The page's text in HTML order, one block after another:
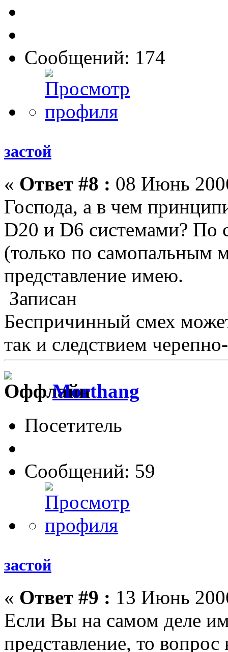
Сообщений: 174
застой
« Ответ #8 : 08 Июнь
Господа, а в чем
D20 и D6 системами? По
(только по самопальным
представление имею.
Записан
Беспричинный смех
так и следствием
Morthang
Посетитель
Сообщений: 59
застой
« Ответ #9 : 13 Июнь
Если Вы на самом деле
представление, то